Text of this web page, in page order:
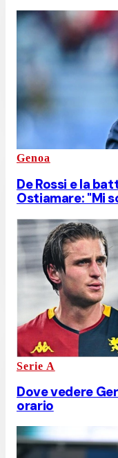
Genoa
De Rossi e la
Ostiamare: "Mi
Serie A
Dove vedere
orario